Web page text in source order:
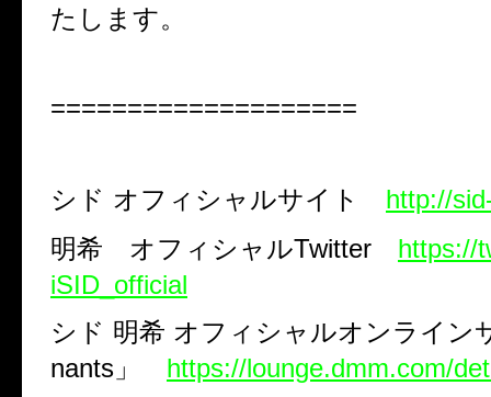
たします。
====================
シド オフィシャルサイト http://
明希 オフィシャルTwitter
https://
iSID_official
シド 明希 オフィシャルオンライン
nants 」 https://lounge.dmm.com/